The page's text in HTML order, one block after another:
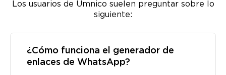
Los usuarios de Umnico suelen preguntar sobre lo
siguiente:
¿Cómo funciona el generador de
enlaces de WhatsApp?